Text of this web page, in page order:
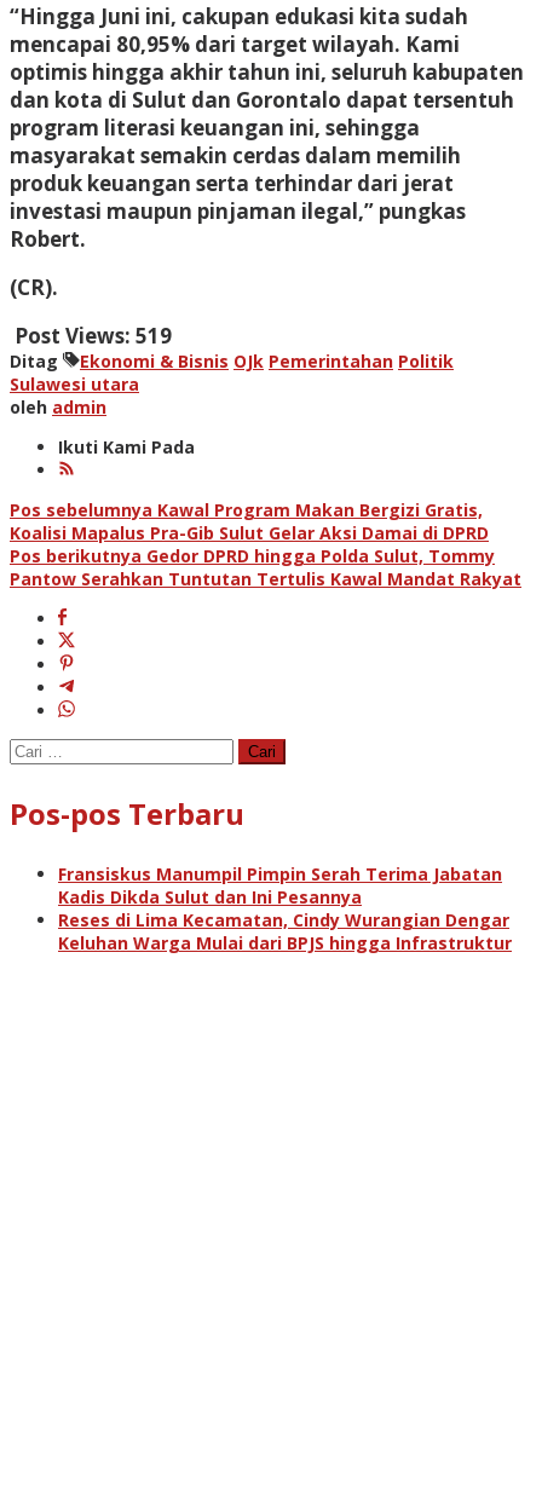
“Hingga Juni ini, cakupan edukasi kita sudah
mencapai 80,95% dari target wilayah. Kami
optimis hingga akhir tahun ini, seluruh kabupaten
dan kota di Sulut dan Gorontalo dapat tersentuh
program literasi keuangan ini, sehingga
masyarakat semakin cerdas dalam memilih
produk keuangan serta terhindar dari jerat
investasi maupun pinjaman ilegal,” pungkas
Robert.
(CR).
Post Views: 519
Ditag Ekonomi & Bisnis OJk Pemerintahan Politik
Sulawesi utara
oleh admin
Ikuti Kami Pada
Navigasi
pos
Pos sebelumnya Kawal Program Makan Bergizi Gratis,
Koalisi Mapalus Pra-Gib Sulut Gelar Aksi Damai di DPRD
Pos berikutnya Gedor DPRD hingga Polda Sulut, Tommy
Pantow Serahkan Tuntutan Tertulis Kawal Mandat Rakyat
Cari
untuk:
Pos-pos Terbaru
Fransiskus Manumpil Pimpin Serah Terima Jabatan
Kadis Dikda Sulut dan Ini Pesannya
Reses di Lima Kecamatan, Cindy Wurangian Dengar
Keluhan Warga Mulai dari BPJS hingga Infrastruktur